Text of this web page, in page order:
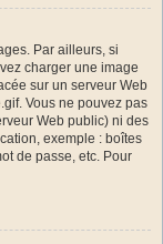
Par ailleurs, si
charger une image
sur un serveur Web
Vous ne pouvez pas
Web public) ni des
exemple : boîtes
de passe, etc. Pour